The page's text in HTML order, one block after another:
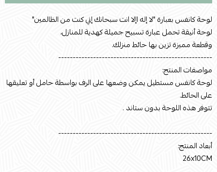
لوحة كانفس بعبارة "لا إله اإلا انت سبحانك إني كنت من الظالمين"
لوحة أنيقة تحمل عبارة تسبيح جميلة كهدية للمنازل،
وقطعة مميزة تزين بها حائط منزلك.
-----------------------------------------------------
مواصفات المنتج:
لوحة كانفس مستطيل يمكن وضعها على الرف بواسطة حامل أو تعليقها
على الحائط.
تتوفر هذه اللوحة بدون ستاند .
-----------------------------------------------------
أبعاد المنتج:
26x10CM